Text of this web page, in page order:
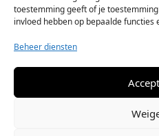
toestemming geeft of je
invloed hebben op bepaalde functies
Beheer diensten
STOKED BBQ
7333 NR Apeldoorn
Telefoon: +31 6